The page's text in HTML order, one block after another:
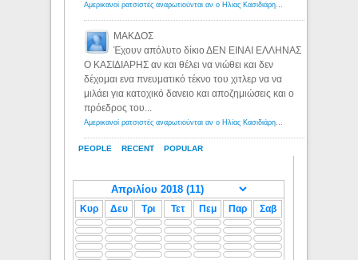
PEOPLE RECENT POPULAR
Αμερικανοί ρατσιστές αναρωτιούνται αν ο Ηλίας Κασιδιάρης ανήκει στη λευκή φυλή... - Λόγιος Ερμής
ΜΑΚΔΟΣ
Έχουν απόλυτο δίκιο ΔΕΝ ΕΙΝΑΙ ΕΛΛΗΝΑΣ
Ο ΚΑΣΙΔΙΑΡΗΣ αν και θέλει να νιώθει και δεν
δέχομαι ενα πνευματικό τέκνο του χιτλερ να να
μιλάει για κατοχικό δανειο και αποζημιώσεις και ο
πρόεδρος του...
Αμερικανοί ρατσιστές αναρωτιούνται αν ο Ηλίας Κασιδιάρης ανήκει στη λευκή φυλή... - Λόγιος Ερμής
Κυρ Δευ Τρι Τετ Πεμ Παρ Σαβ